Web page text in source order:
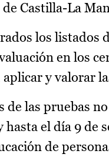
Castilla-La
los
en los
y valorar
de las pruebas
hasta el día 9 de
de